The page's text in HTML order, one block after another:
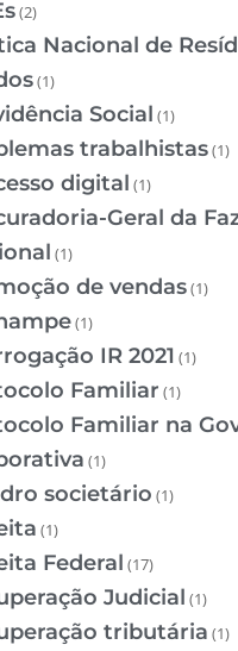
(2)
Nacional de
(1)
Social (1)
trabalhistas(1)
digital (1)
Geral da
(1)
de vendas(1)
(1)
IR 2021 (1)
Familiar (1)
Familiar na
(1)
societário (1)
(1)
Federal (17)
Judicial (1)
tributária (1)